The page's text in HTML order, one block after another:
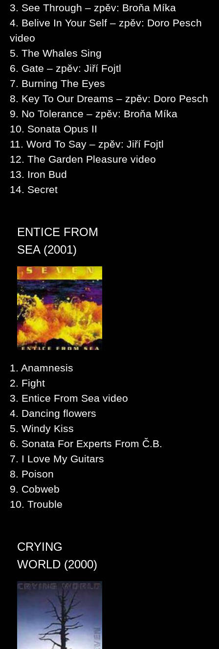
3. See Through – zpěv: Broňa Míka
4. Belive In Your Self – zpěv: Doro Pesch
video
5. The Whales Sing
6. Gate – zpěv: Jiří Fojtl
7. Burning The Eyes
8. Key To Our Dreams – zpěv: Doro Pesch
9. No Tolerance – zpěv: Broňa Míka
10. Sonata Opus II
11. Word To Say – zpěv: Jiří Fojtl
12. The Garden Pleasure video
13. Iron Bud
14. Secret
ENTICE FROM
SEA (2001)
1. Anamnesis
2. Fight
3. Entice From Sea video
4. Dancing flowers
5. Windy Kiss
6. Sonata For Experts From Č.B.
7. I Love My Guitars
8. Poison
9. Cobweb
10. Trouble
CRYING
WORLD (2000)